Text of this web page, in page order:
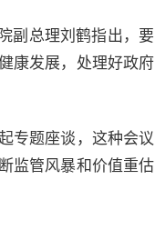
副总理刘鹤指出，要
康发展，处理好政府
专题座谈，这种会议
监管风暴和价值重估